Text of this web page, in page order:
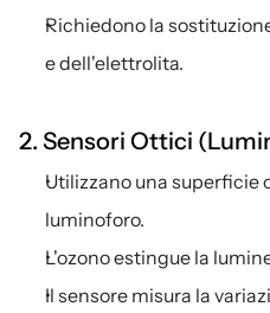
Richiedono la
e dell'elettrolita.
2. Sensori Ottici
Utilizzano una superficie
luminoforo.
L'ozono estingue la
Il sensore misura la